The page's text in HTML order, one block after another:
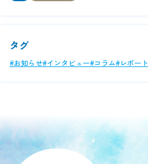
タグ
#お知らせ#インタビュー#コラム#レポート